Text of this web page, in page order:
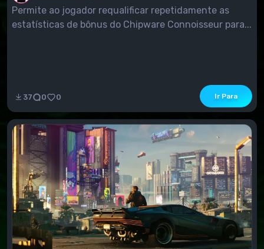
Permite ao jogador requalificar repetidamente as
estatísticas de bônus do Chipware Connoisseur para...
37 0 0 Ir Para